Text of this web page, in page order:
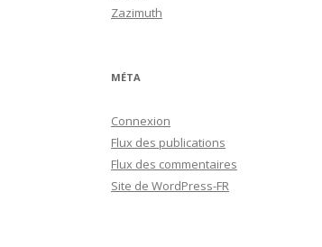
Zazimuth
MÉTA
Connexion
Flux des publications
Flux des commentaires
Site de WordPress-FR